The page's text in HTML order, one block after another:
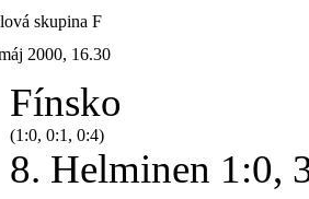
skupina F
2000, 16.30
Fínsko
(1:0, 0:1, 0:4)
8. Helminen 1:0,